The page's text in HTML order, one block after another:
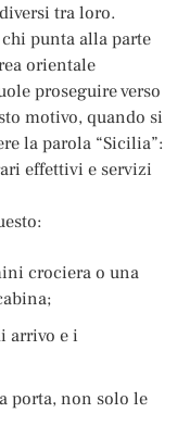
tra loro.
punta alla parte
orientale
proseguire verso
motivo, quando si
la parola “Sicilia”:
effettivi e servizi
crociera o una
arrivo e i
porta, non solo le